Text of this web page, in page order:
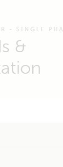
- SINGLE
&